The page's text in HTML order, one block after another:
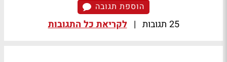
הוספת תגובה
25 תגובות | לקריאת כל התגובות